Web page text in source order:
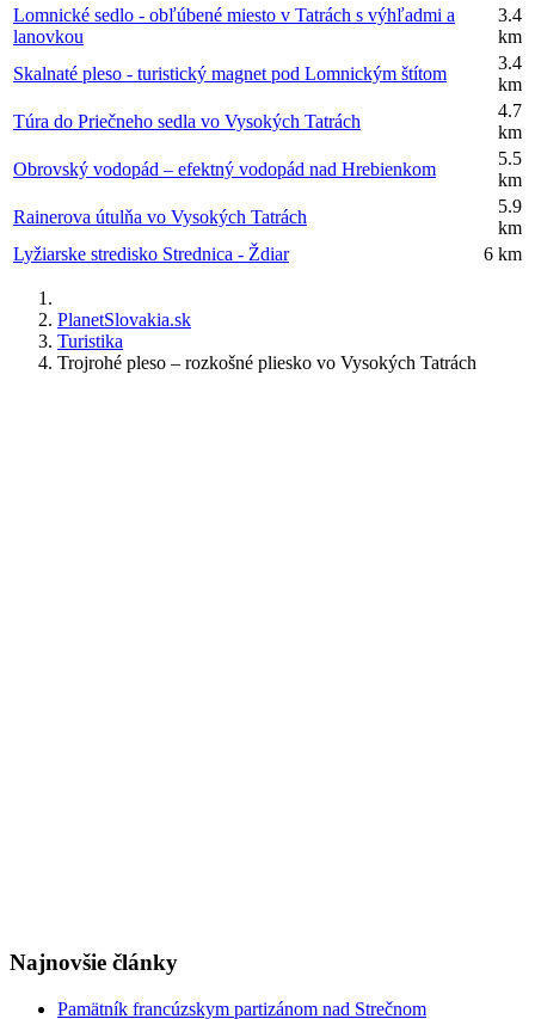
Lomnické sedlo - obľúbené miesto v Tatrách s výhľadmi a
lanovkou
3.4
km
Skalnaté pleso - turistický magnet pod Lomnickým štítom
3.4
km
Túra do Priečneho sedla vo Vysokých Tatrách
4.7
km
Obrovský vodopád – efektný vodopád nad Hrebienkom
5.5
km
Rainerova útulňa vo Vysokých Tatrách
5.9
km
Lyžiarske stredisko Strednica - Ždiar
6 km
PlanetSlovakia.sk
Turistika
Trojrohé pleso – rozkošné pliesko vo Vysokých Tatrách
Najnovšie články
Pamätník francúzskym partizánom nad Strečnom